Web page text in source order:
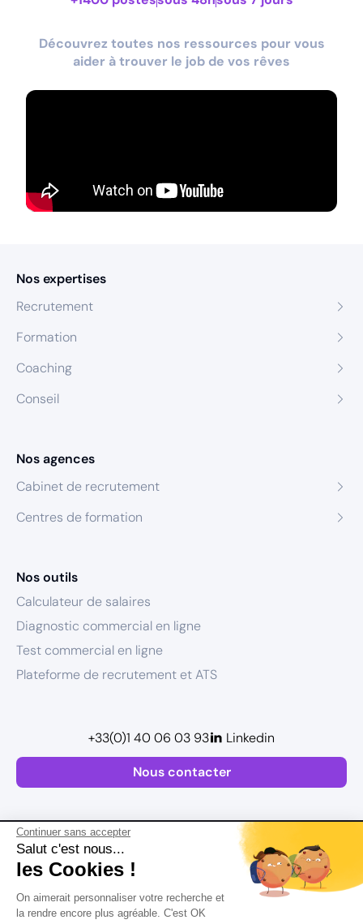
Continuer sans accepter
Salut c'est nous...
les Cookies !
On aimerait personnaliser votre recherche et
la rendre encore plus agréable. C'est OK
Découvrez toutes nos ressources pour vous
aider à trouver le job de vos rêves
Nos expertises
Recrutement
Formation
Coaching
Conseil
Nos agences
Cabinet de recrutement
Centres de formation
Nos outils
Calculateur de salaires
Diagnostic commercial en ligne
Test commercial en ligne
Plateforme de recrutement et ATS
Nous contacter
+33(0)1 40 06 03 93 Linkedin
Plan de site
Mentions légales